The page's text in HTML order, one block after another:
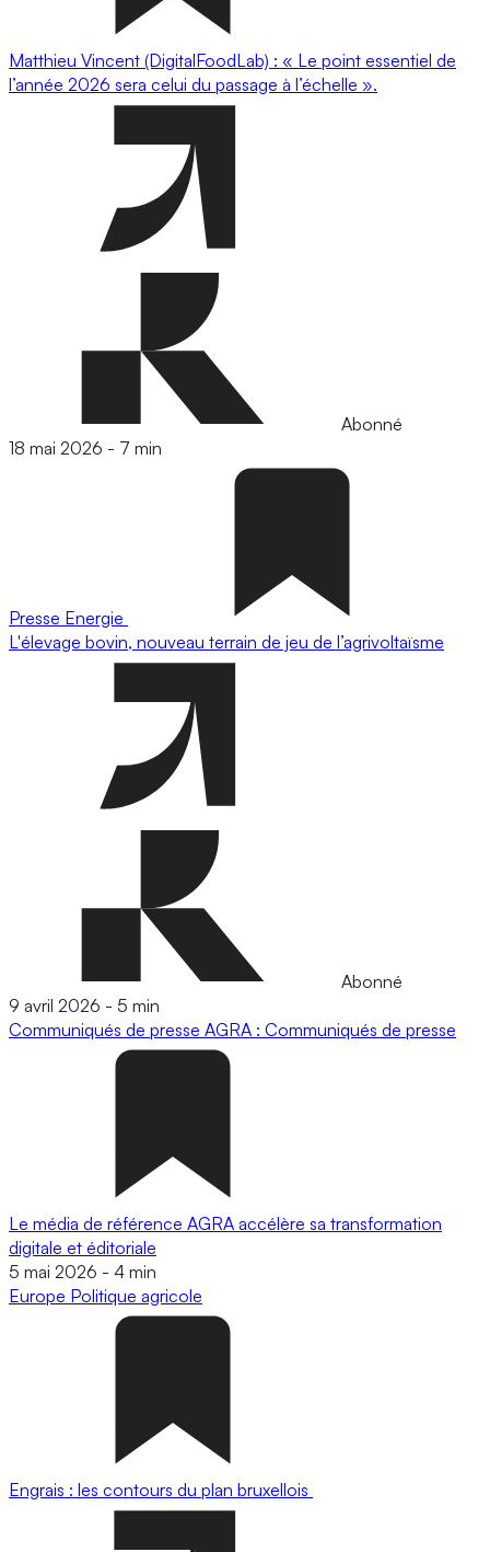
Matthieu Vincent (DigitalFoodLab) : « Le point essentiel de
l’année 2026 sera celui du passage à l’échelle ».
Abonné
18 mai 2026 - 7 min
Presse Energie
L'élevage bovin, nouveau terrain de jeu de l’agrivoltaïsme
Abonné
9 avril 2026 - 5 min
Communiqués de presse AGRA : Communiqués de presse
Le média de référence AGRA accélère sa transformation
digitale et éditoriale
5 mai 2026 - 4 min
Europe Politique agricole
Engrais : les contours du plan bruxellois